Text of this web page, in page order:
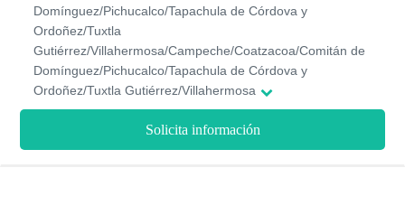
alguien que estudia gastronomía va más allá de lo técnico y lo
manual, con un programa de emprendimiento, la UVG busca
despertar el espíritu emprendedor con un impacto social
positivo en los estudiantes, también alianzas con diversas
empresas para que, a través de empleos de tiempo parcial y
prácticas profesionales, los estudiantes puedan desarrollar
competencias y tengan acceso a oportunidades de empleo.
Domínguez/Pichucalco/Tapachula de Córdova y
Ordoñez/Tuxtla
Gutiérrez/Villahermosa/Campeche/Coatzacoa/Comitán de
Domínguez/Pichucalco/Tapachula de Córdova y
Ordoñez/Tuxtla Gutiérrez/Villahermosa
Solicita información